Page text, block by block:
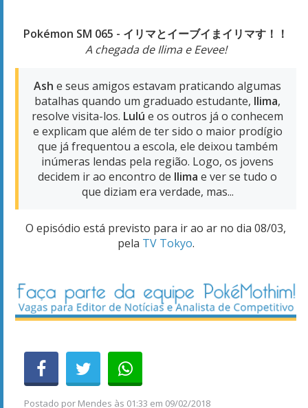
Pokémon SM 065 - イリマとイーブイまイリマす！！
A chegada de Ilima e Eevee!
Ash e seus amigos estavam praticando algumas
batalhas quando um graduado estudante, Ilima,
resolve visita-los. Lulú e os outros já o conhecem
e explicam que além de ter sido o maior prodígio
que já frequentou a escola, ele deixou também
inúmeras lendas pela região. Logo, os jovens
decidem ir ao encontro de Ilima e ver se tudo o
que diziam era verdade, mas...
O episódio está previsto para ir ao ar no dia 08/03,
pela TV Tokyo.
Postado por Mendes às 01:33 em 09/02/2018